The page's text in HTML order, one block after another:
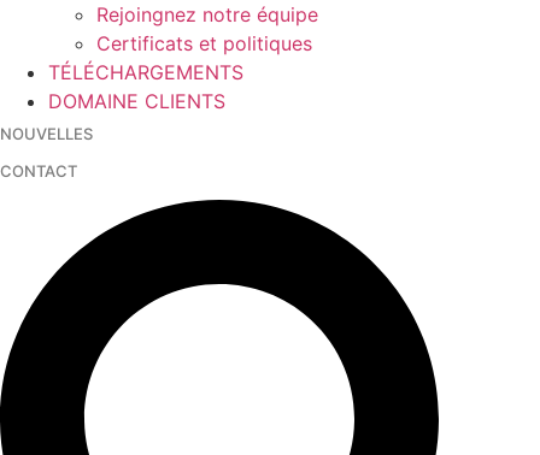
Rejoingnez notre équipe
Certificats et politiques
TÉLÉCHARGEMENTS
DOMAINE CLIENTS
NOUVELLES
CONTACT